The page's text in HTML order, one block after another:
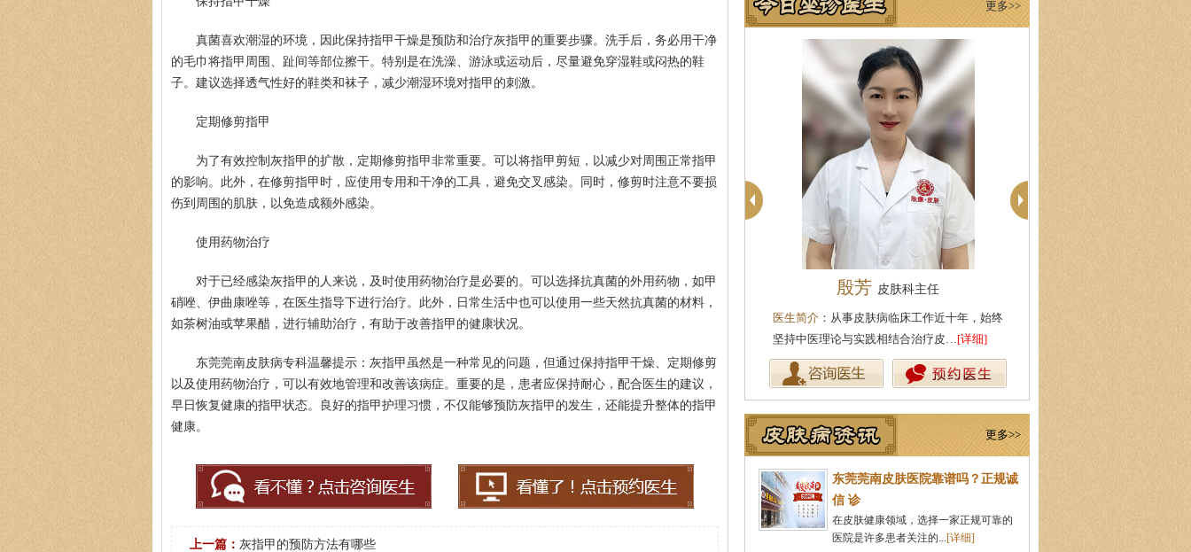
真菌喜欢潮湿的环境，因此保持指甲干燥是预防和治疗灰指甲的重要步骤。洗手后，务必用干净
的毛巾将指甲周围、趾间等部位擦干。特别是在洗澡、游泳或运动后，尽量避免穿湿鞋或闷热的鞋
子。建议选择透气性好的鞋类和袜子，减少潮湿环境对指甲的刺激。
定期修剪指甲
为了有效控制灰指甲的扩散，定期修剪指甲非常重要。可以将指甲剪短，以减少对周围正常指甲
的影响。此外，在修剪指甲时，应使用专用和干净的工具，避免交叉感染。同时，修剪时注意不要损
伤到周围的肌肤，以免造成额外感染。
使用药物治疗
对于已经感染灰指甲的人来说，及时使用药物治疗是必要的。可以选择抗真菌的外用药物，如甲
硝唑、伊曲康唑等，在医生指导下进行治疗。此外，日常生活中也可以使用一些天然抗真菌的材料，
如茶树油或苹果醋，进行辅助治疗，有助于改善指甲的健康状况。
东莞莞南皮肤病专科温馨提示：灰指甲虽然是一种常见的问题，但通过保持指甲干燥、定期修剪
以及使用药物治疗，可以有效地管理和改善该病症。重要的是，患者应保持耐心，配合医生的建议，
早日恢复健康的指甲状态。良好的指甲护理习惯，不仅能够预防灰指甲的发生，还能提升整体的指甲
健康。
上一篇： 灰指甲的预防方法有哪些
更多>>
殷芳 皮肤科主任
医生简介 ：从事皮肤病临床工作近十年，始终
坚持中医理论与实践相结合治疗皮…[详细]
更多>>
东莞莞南皮肤医院靠谱吗？正规诚
信 诊
在皮肤健康领域，选择一家正规可靠的
医院是许多患者关注的...[详细]